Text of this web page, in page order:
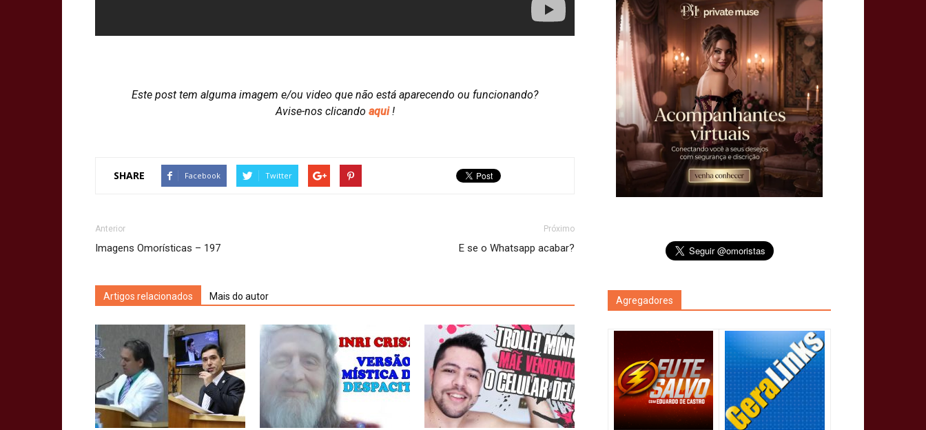
Este post tem alguma imagem e/ou video que não está aparecendo ou funcionando?
Avise-nos clicando aqui !
SHARE Facebook Twitter
Anterior
Imagens Omorísticas – 197
Próximo
E se o Whatsapp acabar?
Artigos relacionados Mais do autor Agregadores